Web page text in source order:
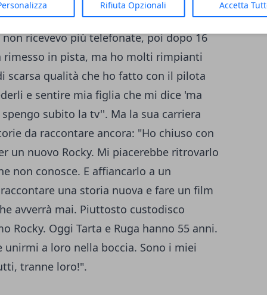
Rifiuta Opzionali Accetta
nel 1990, è stato un disastro, ero
ricevevo più telefonate, poi dopo 16
rimesso in pista, ma ho molti rimpianti
qualità che ho fatto con il pilota
e sentire mia figlia che mi dice 'ma
subito la tv''. Ma la sua carriera
da raccontare ancora: "Ho chiuso con
un nuovo Rocky. Mi piacerebbe ritrovarlo
non conosce. E affiancarlo a un
una storia nuova e fare un film
avverrà mai. Piuttosto custodisco
Rocky. Oggi Tarta e Ruga hanno 55 anni.
unirmi a loro nella boccia. Sono i miei
tranne loro!".